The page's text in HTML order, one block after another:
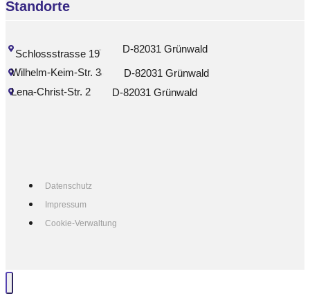
Standorte
Schlossstrasse 19
D-82031 Grünwald
Wilhelm-Keim-Str. 3
D-82031 Grünwald
Lena-Christ-Str. 2
D-82031 Grünwald
Datenschutz
Impressum
Cookie-Verwaltung